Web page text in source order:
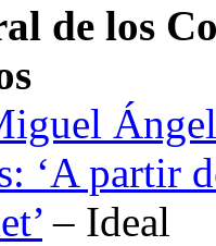
de los
‘A partir
– Ideal